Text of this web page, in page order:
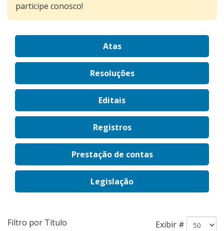
participe conosco!
Atas
Resoluções
Editais
Registros
Prestação de contas
Legislação
Filtro por Título Exibir #